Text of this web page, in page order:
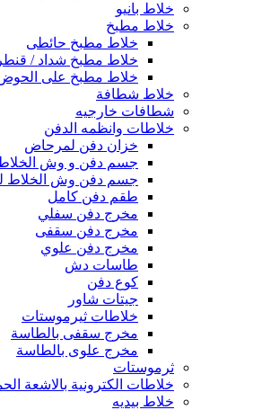
خلاط بانيو
خلاط مطبخ
خلاط مطبخ حائطى
خلاط مطبخ شداد /
خلاط مطبخ على
خلاط شطافة
شطافات خارجيه
خلاطات وانظمه الدفن
خزان دفن لمرحاض
جسم دفن و وش الخلاط
جسم دفن وش الخلاط
طقم دفن كامل
مخرج دفن سفلي
مخرج دفن سقفى
مخرج دفن علوي
طاسات دش
كوع دفن
جيتات شاور
خلاطات ثيرموستات
مخرج سقفى بالطاسة
مخرج علوى بالطاسة
ثرموستات
خلاطات الكترونية بالاشعة
خلاط بيديه